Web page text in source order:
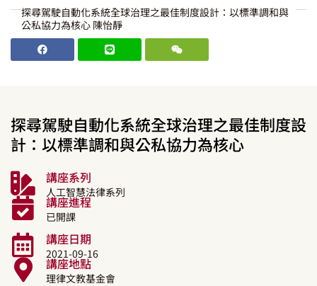
探尋駕駛自動化系統全球治理之最佳制度設計：以標準調和與
公私協力為核心 陳怡靜
探尋駕駛自動化系統全球治理之最佳制度設
計：以標準調和與公私協力為核心
講座系列
人工智慧法律系列
講座進程
已開課
講座日期
2021-09-16
講座地點
理律文教基金會